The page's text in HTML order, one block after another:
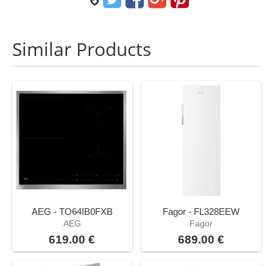
Similar Products
AEG - TO64IB0FXB
AEG
619.00 €
Fagor - FL328EEW
Fagor
689.00 €